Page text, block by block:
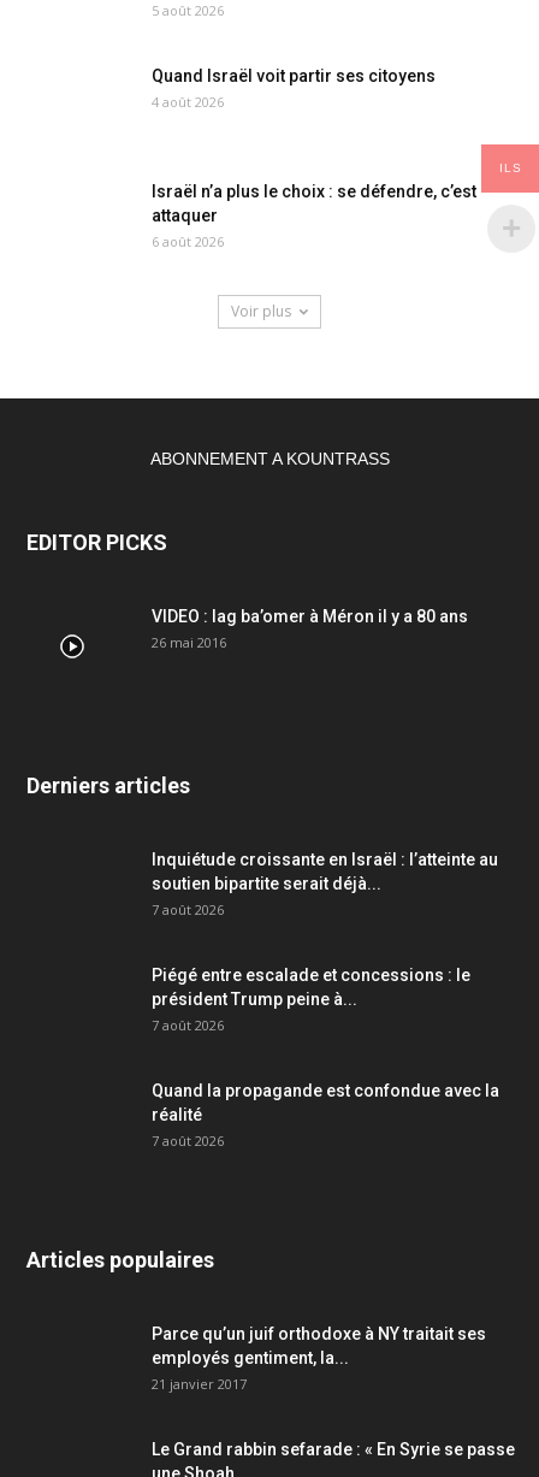
5 août 2026
Quand Israël voit partir ses citoyens
4 août 2026
Israël n’a plus le choix : se défendre, c’est
attaquer
6 août 2026
Voir plus
ABONNEMENT A KOUNTRASS
EDITOR PICKS
VIDEO : lag ba’omer à Méron il y a 80 ans
26 mai 2016
Derniers articles
Inquiétude croissante en Israël : l’atteinte au
soutien bipartite serait déjà...
7 août 2026
Piégé entre escalade et concessions : le
président Trump peine à...
7 août 2026
Quand la propagande est confondue avec la
réalité
7 août 2026
Articles populaires
Parce qu’un juif orthodoxe à NY traitait ses
employés gentiment, la...
21 janvier 2017
Le Grand rabbin sefarade : « En Syrie se passe
ILS